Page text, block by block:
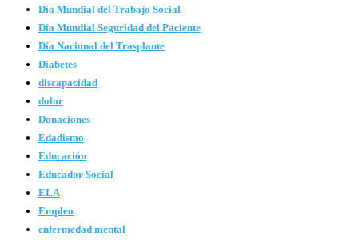
Día Mundial del Trabajo Social
Día Mundial Seguridad del Paciente
Día Nacional del Trasplante
Diabetes
discapacidad
dolor
Donaciones
Edadismo
Educación
Educador Social
ELA
Empleo
enfermedad mental